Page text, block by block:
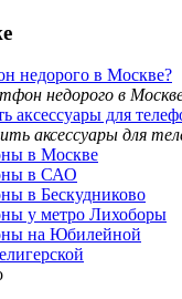
недорого в Москве?
аксессуары для
в Москве
в САО
в Бескудниково
у метро Лихоборы
на Юбилейной